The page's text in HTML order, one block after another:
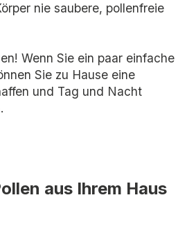
nie saubere, pollenfreie
Wenn Sie ein paar einfache
Sie zu Hause eine
und Tag und Nacht
aus Ihrem Haus